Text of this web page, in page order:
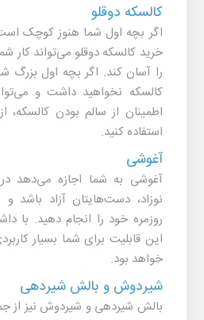
کالسکه دوقلو
اگر بچه اول شما هنوز کوچک است
خرید کالسکه دوقلو می‌تواند کار
را آسان کند. اگر بچه اول بزرگ
کالسکه نخواهید داشت و
اطمینان از سالم بودن کالسکه،
استفاده کنید.
آغوشی
آغوشی به شما اجازه می‌دهد
نوزاد، دست‌هایتان آزاد باشد و
روزمره خود را انجام دهید. با
این قابلیت برای شما بسیار
خواهد بود.
شیردوش و بالش شیردهی
بالش شیردهی و شیردوش نیز از